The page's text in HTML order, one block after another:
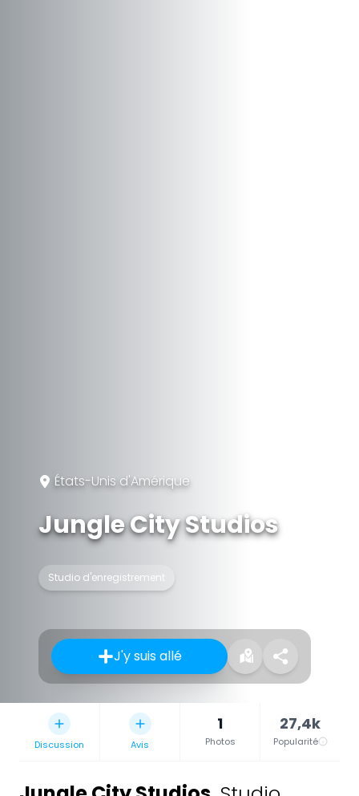
États-Unis d'Amérique
Jungle City Studios
Studio d'enregistrement
J'y suis allé
Discussion Avis
1
Photos
27,4k
Popularité